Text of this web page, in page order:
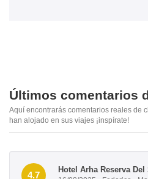
Últimos comentarios
Aquí encontrarás comentarios reales de
han alojado en sus viajes ¡inspírate!
4.7
Hotel Arha Reserva Del